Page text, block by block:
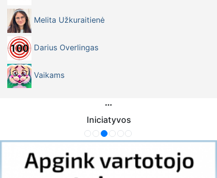
Melita Užkuraitienė
Darius Overlingas
Vaikams
Iniciatyvos